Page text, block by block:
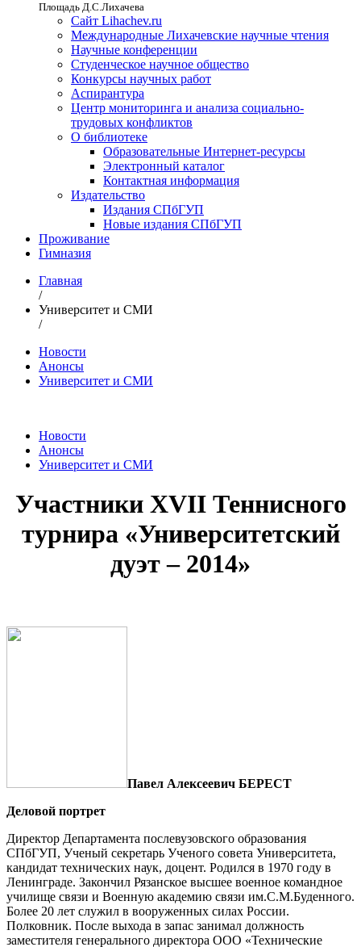
Площадь Д.С.Лихачева
Сайт Lihachev.ru
Международные Лихачевские научные чтения
Научные конференции
Студенческое научное общество
Конкурсы научных работ
Аспирантура
Центр мониторинга и анализа социально-
трудовых конфликтов
О библиотеке
Образовательные Интернет-ресурсы
Электронный каталог
Контактная информация
Издательство
Издания СПбГУП
Новые издания СПбГУП
Проживание
Гимназия
Главная
/
Университет и СМИ
/
Новости
Анонсы
Университет и СМИ
Новости
Анонсы
Университет и СМИ
Участники XVII Теннисного
турнира «Университетский
дуэт – 2014»
Павел Алексеевич БЕРЕСТ
Деловой портрет
Директор Департамента послевузовского образования
СПбГУП, Ученый секретарь Ученого совета Университета,
кандидат технических наук, доцент. Родился в 1970 году в
Ленинграде. Закончил Рязанское высшее военное командное
училище связи и Военную академию связи им.С.М.Буденного.
Более 20 лет служил в вооруженных силах России.
Полковник. После выхода в запас занимал должность
заместителя генерального директора ООО «Технические